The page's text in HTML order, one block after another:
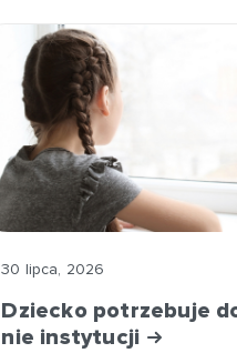
30 lipca, 2026
Dziecko potrzebuje
nie instytucji